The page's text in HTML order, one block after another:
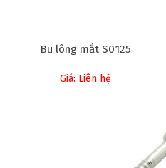
Bu lông mắt S0125
Giá: Liên hệ